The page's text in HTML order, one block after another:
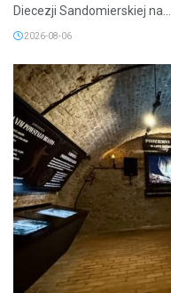
Diecezji Sandomierskiej na...
2026-08-06